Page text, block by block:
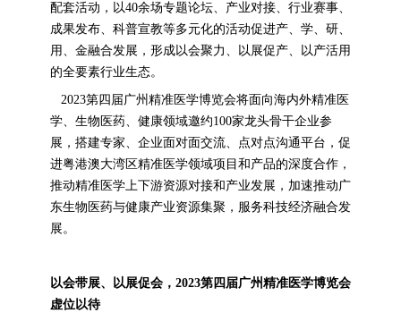
配套活动，以40余场专题论坛、产业对接、行业赛事、
成果发布、科普宣教等多元化的活动促进产、学、研、
用、金融合发展，形成以会聚力、以展促产、以产活用
的全要素行业生态。
2023第四届广州精准医学博览会将面向海内外精准医
学、生物医药、健康领域邀约100家龙头骨干企业参
展，搭建专家、企业面对面交流、点对点沟通平台，促
进粤港澳大湾区精准医学领域项目和产品的深度合作，
推动精准医学上下游资源对接和产业发展，加速推动广
东生物医药与健康产业资源集聚，服务科技经济融合发
展。
以会带展、以展促会，2023第四届广州精准医学博览会
虚位以待